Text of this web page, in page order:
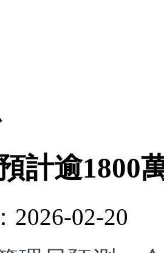
計逾1800
2026-02-20